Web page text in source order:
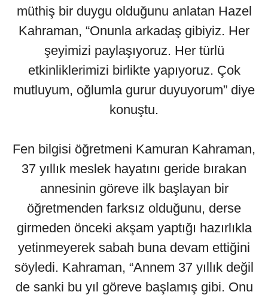
müthiş bir duygu olduğunu anlatan Hazel
Kahraman, “Onunla arkadaş gibiyiz. Her
şeyimizi paylaşıyoruz. Her türlü
etkinliklerimizi birlikte yapıyoruz. Çok
mutluyum, oğlumla gurur duyuyorum” diye
konuştu.
Fen bilgisi öğretmeni Kamuran Kahraman,
37 yıllık meslek hayatını geride bırakan
annesinin göreve ilk başlayan bir
öğretmenden farksız olduğunu, derse
girmeden önceki akşam yaptığı hazırlıkla
yetinmeyerek sabah buna devam ettiğini
söyledi. Kahraman, “Annem 37 yıllık değil
de sanki bu yıl göreve başlamış gibi. Onu